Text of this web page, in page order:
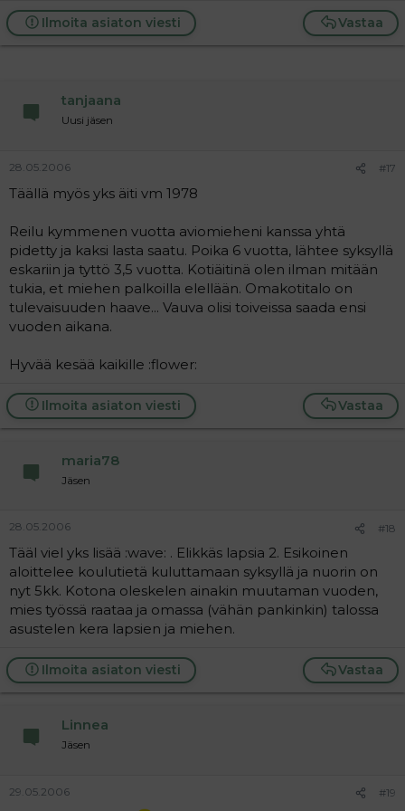
Vastaa
Ilmoita asiaton viesti
tanjaana
Uusi jäsen
28.05.2006 #17
Täällä myös yks äiti vm 1978
Reilu kymmenen vuotta aviomieheni kanssa yhtä
pidetty ja kaksi lasta saatu. Poika 6 vuotta, lähtee syksyllä
eskariin ja tyttö 3,5 vuotta. Kotiäitinä olen ilman mitään
tukia, et miehen palkoilla elellään. Omakotitalo on
tulevaisuuden haave... Vauva olisi toiveissa saada ensi
vuoden aikana.
Hyvää kesää kaikille :flower:
Vastaa
Ilmoita asiaton viesti
maria78
Jäsen
28.05.2006 #18
Tääl viel yks lisää :wave: . Elikkäs lapsia 2. Esikoinen
aloittelee koulutietä kuluttamaan syksyllä ja nuorin on
nyt 5kk. Kotona oleskelen ainakin muutaman vuoden,
mies työssä raataa ja omassa (vähän pankinkin) talossa
asustelen kera lapsien ja miehen.
Vastaa
Ilmoita asiaton viesti
Linnea
Jäsen
29.05.2006 #19